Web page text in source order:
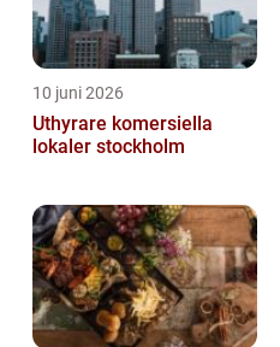
10 juni 2026
Uthyrare komersiella
lokaler stockholm